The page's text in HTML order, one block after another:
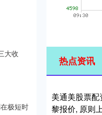
大收
极短时
热点资讯
美通美股票
黎报价, 原则